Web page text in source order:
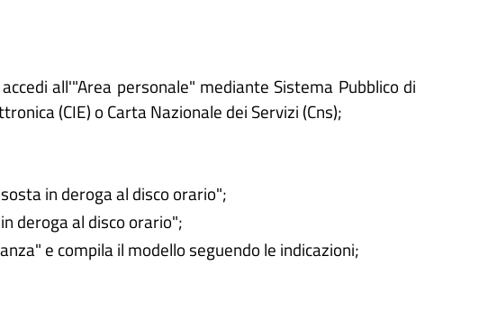
all'"Area personale" mediante Sistema Pubblico di
(CIE) o Carta Nazionale dei Servizi (Cns);
in deroga al disco orario";
deroga al disco orario";
e compila il modello seguendo le indicazioni;